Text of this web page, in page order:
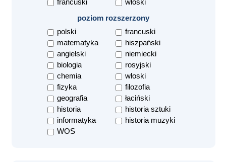
francuski
włoski
poziom rozszerzony
polski
matematyka
angielski
biologia
chemia
fizyka
geografia
historia
informatyka
WOS
francuski
hiszpański
niemiecki
rosyjski
włoski
filozofia
łaciński
historia sztuki
historia muzyki